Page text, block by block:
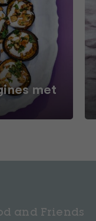
met
and Friends